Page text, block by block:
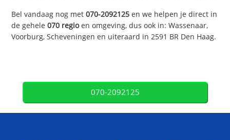
Bel vandaag nog met070-2092125 en we helpen je direct in
de gehele070 regioen omgeving, dus ook in: Wassenaar,
Voorburg, Scheveningen en uiteraard in 2591 BR Den Haag.
070-2092125